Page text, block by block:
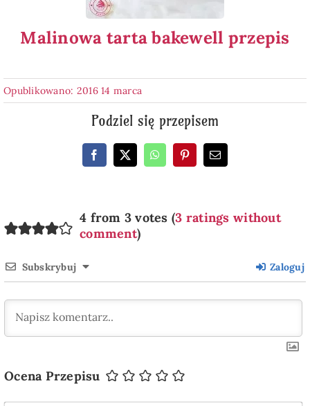
Malinowa tarta bakewell przepis
Opublikowano: 2016 14 marca
Podziel się przepisem
4 from 3 votes (3 ratings without
comment)
Subskrybuj Zaloguj
Ocena Przepisu